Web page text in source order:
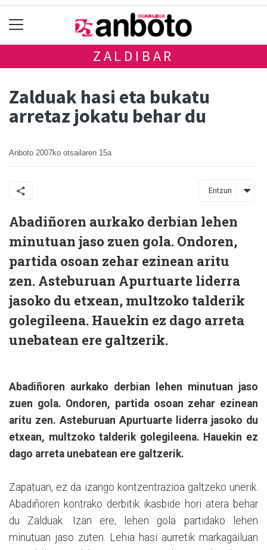
ZALDIBAR
Zalduak hasi eta bukatu
arretaz jokatu behar du
Anboto 2007ko otsailaren 15a
Entzun
Abadiñoren aurkako derbian lehen
minutuan jaso zuen gola. Ondoren,
partida osoan zehar ezinean aritu
zen. Asteburuan Apurtuarte liderra
jasoko du etxean, multzoko talderik
golegileena. Hauekin ez dago arreta
unebatean ere galtzerik.
Abadiñoren aurkako derbian lehen minutuan jaso
zuen gola. Ondoren, partida osoan zehar ezinean
aritu zen. Asteburuan Apurtuarte liderra jasoko du
etxean, multzoko talderik golegileena. Hauekin ez
dago arreta unebatean ere galtzerik.
Zapatuan, ez da izango kontzentrazioa galtzeko unerik.
Abadiñoren kontrako derbitik ikasbide hori atera behar
du Zalduak. Izan ere, lehen gola partidako lehen
minutuan jaso zuten. Lehia hasi aurretik markagailuan